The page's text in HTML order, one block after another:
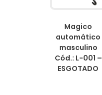
Magico
automático
masculino
Cód.: L-001 –
ESGOTADO